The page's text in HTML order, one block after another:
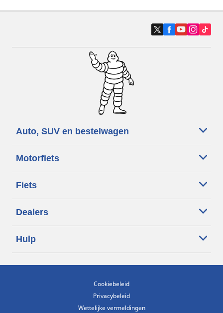
Auto, SUV en bestelwagen
Motorfiets
Fiets
Dealers
Hulp
Cookiebeleid
Privacybeleid
Wettelijke vermeldingen